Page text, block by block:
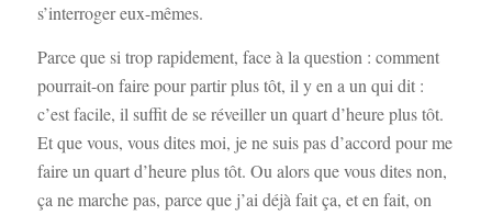
s’interroger eux-mêmes.
Parce que si trop rapidement, face à la question : comment
pourrait-on faire pour partir plus tôt, il y en a un qui dit :
c’est facile, il suffit de se réveiller un quart d’heure plus tôt.
Et que vous, vous dites moi, je ne suis pas d’accord pour me
faire un quart d’heure plus tôt. Ou alors que vous dites non,
ça ne marche pas, parce que j’ai déjà fait ça, et en fait, on